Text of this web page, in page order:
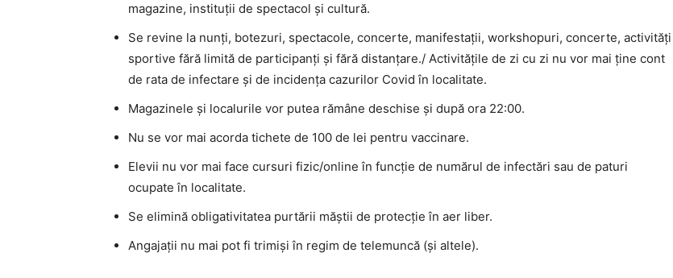
magazine, instituții de spectacol și cultură.
Se revine la nunți, botezuri, spectacole, concerte, manifestații, workshopuri, concerte, activități
sportive fără limită de participanți și fără distanțare./ Activitățile de zi cu zi nu vor mai ține cont
de rata de infectare și de incidența cazurilor Covid în localitate.
Magazinele și localurile vor putea rămâne deschise și după ora 22:00.
Nu se vor mai acorda tichete de 100 de lei pentru vaccinare.
Elevii nu vor mai face cursuri fizic/online în funcție de numărul de infectări sau de paturi
ocupate în localitate.
Se elimină obligativitatea purtării măștii de protecție în aer liber.
Angajații nu mai pot fi trimiși în regim de telemuncă (și altele).